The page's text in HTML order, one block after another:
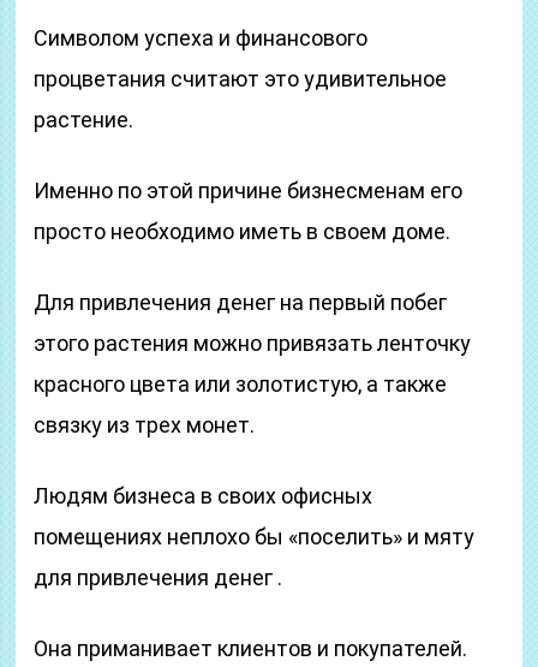
Символом успеха и финансового
процветания считают это удивительное
растение.
Именно по этой причине бизнесменам его
просто необходимо иметь в своем доме.
Для привлечения денег на первый побег
этого растения можно привязать ленточку
красного цвета или золотистую, а также
связку из трех монет.
Людям бизнеса в своих офисных
помещениях неплохо бы «поселить» и мяту
для привлечения денег .
Она приманивает клиентов и покупателей.